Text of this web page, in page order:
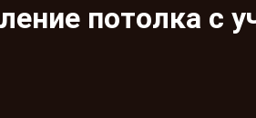
потолка с